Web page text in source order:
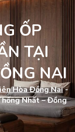
ỐP
TẠI
NAI
Hòa Đồng Nai-
Nhất – Đồng